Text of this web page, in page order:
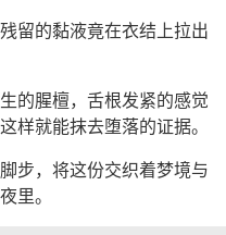
留的黏液竟在衣结上拉出
的腥檀，舌根发紧的感觉
就能抹去堕落的证据。
步，将这份交织着梦境与
里。